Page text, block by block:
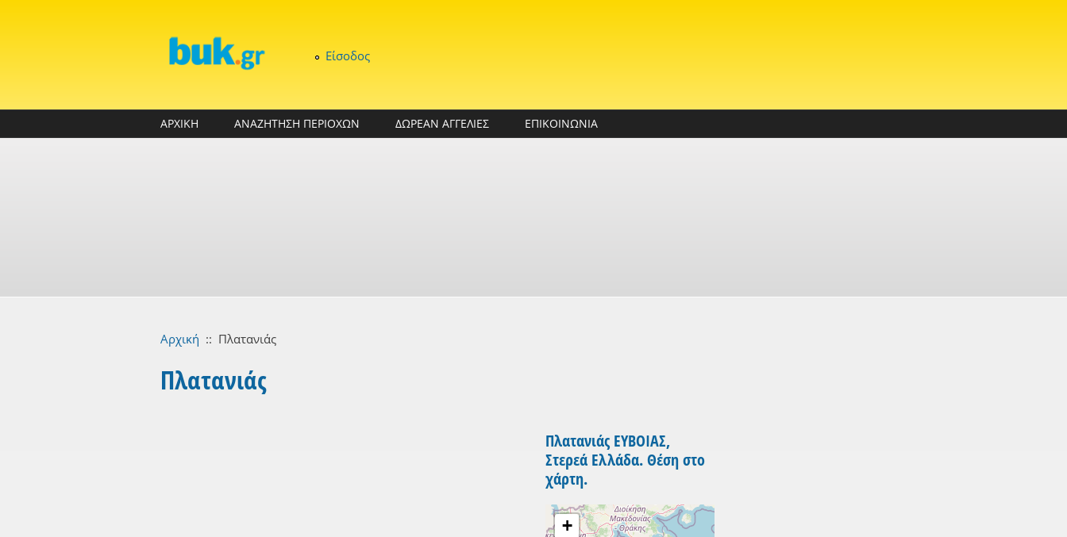
Είσοδος
ΑΡΧΙΚΗ ΑΝΑΖΗΤΗΣΗ ΠΕΡΙΟΧΩΝ ΔΩΡΕΑΝ ΑΓΓΕΛΙΕΣ ΕΠΙΚΟΙΝΩΝΙΑ
Αρχική :: Πλατανιάς
Πλατανιάς
Πλατανιάς ΕΥΒΟΙΑΣ,
Στερεά Ελλάδα. Θέση στο
χάρτη.
+